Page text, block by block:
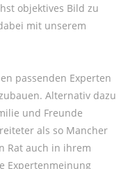
objektives Bild zu
mit unserem
passenden Experten
Alternativ dazu
und Freunde
als so Mancher
Rat auch in ihrem
Expertenmeinung